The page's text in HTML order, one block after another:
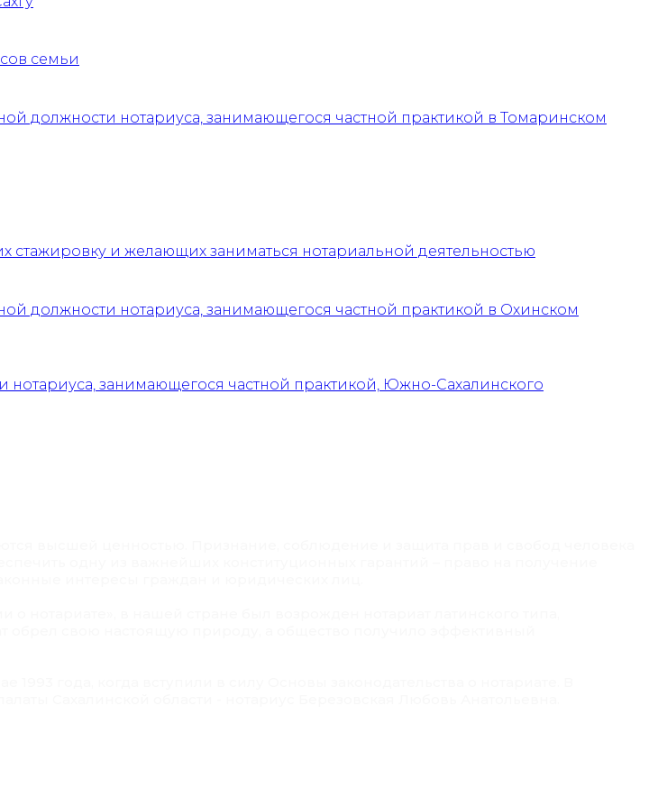
семьи
должности нотариуса, занимающегося частной практикой в Томаринском
и желающих заниматься нотариальной деятельностью
должности нотариуса, занимающегося частной практикой в Охинском
нотариуса, занимающегося частной практикой, Южно-Сахалинского